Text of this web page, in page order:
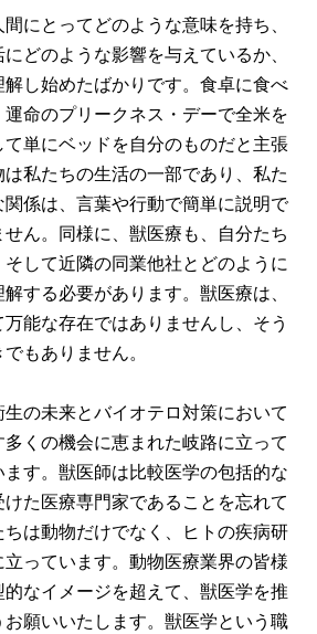
にとってどのような意味を持ち、
どのような影響を与えているか、
し始めたばかりです。食卓に食べ
命のプリークネス・デーで全米を
単にベッドを自分のものだと主張
私たちの生活の一部であり、私た
係は、言葉や行動で簡単に説明で
ん。同様に、獣医療も、自分たち
して近隣の同業他社とどのように
する必要があります。獣医療は、
能な存在ではありませんし、そう
もありません。
の未来とバイオテロ対策において
くの機会に恵まれた岐路に立って
す。獣医師は比較医学の包括的な
た医療専門家であることを忘れて
は動物だけでなく、ヒトの疾病研
っています。動物医療業界の皆様
なイメージを超えて、獣医学を推
願いいたします。獣医学という職